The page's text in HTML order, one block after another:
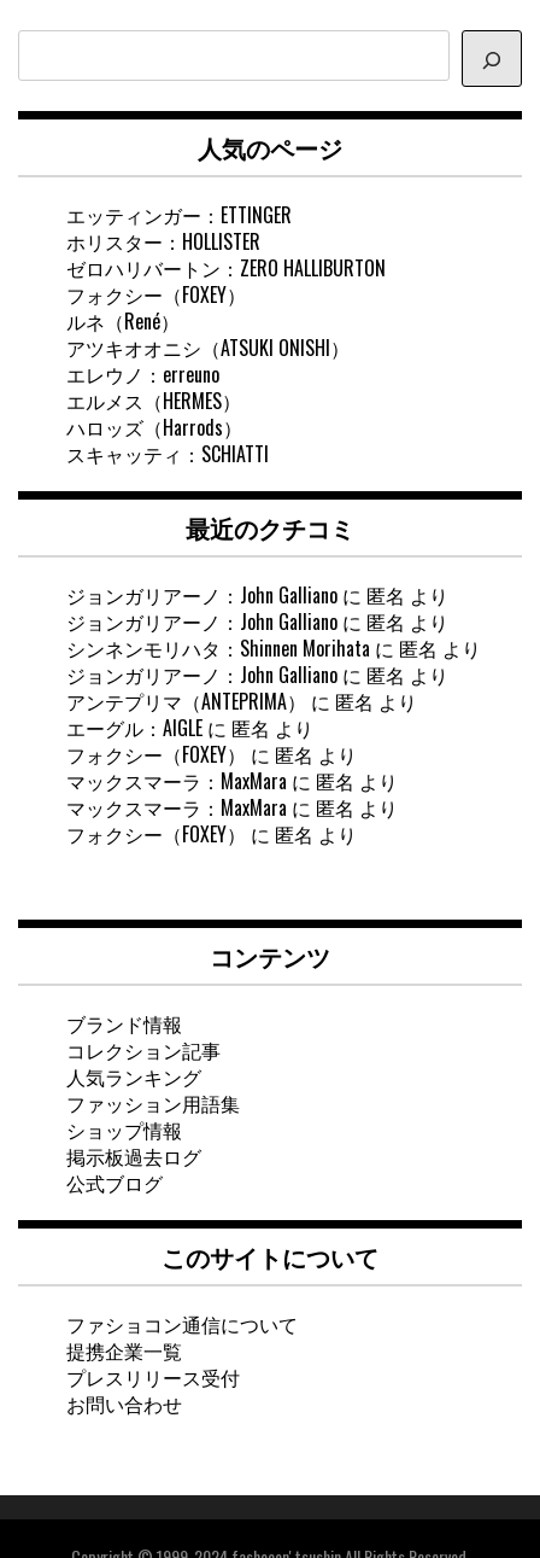
サ
内
索
人気のページ
エッティンガー：ETTINGER
ホリスター：HOLLISTER
ゼロハリバートン：ZERO HALLIBURTON
フォクシー（FOXEY）
ルネ（René）
アツキオオニシ（ATSUKI ONISHI）
エレウノ：erreuno
エルメス（HERMES）
ハロッズ（Harrods）
スキャッティ：SCHIATTI
最近のクチコミ
ジョンガリアーノ：John Galliano に 匿名 より
ジョンガリアーノ：John Galliano に 匿名 より
シンネンモリハタ：Shinnen Morihata に 匿名 より
ジョンガリアーノ：John Galliano に 匿名 より
アンテプリマ（ANTEPRIMA）
に 匿名 より
エーグル：AIGLE に 匿名 より
フォクシー（FOXEY）
に 匿名 より
マックスマーラ：MaxMara に 匿名 より
マックスマーラ：MaxMara に 匿名 より
フォクシー（FOXEY）
に 匿名 より
コンテンツ
ブランド情報
コレクション記事
人気ランキング
ファッション用語集
ショップ情報
掲示板過去ログ
公式ブログ
このサイトについて
ファショコン通信について
提携企業一覧
プレスリリース受付
お問い合わせ